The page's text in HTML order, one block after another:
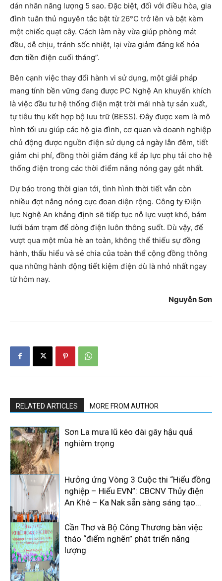
dán nhãn năng lượng 5 sao. Đặc biệt, đối với điều hòa, gia
đình tuân thủ nguyên tắc bật từ 26°C trở lên và bật kèm
một chiếc quạt cây. Cách làm này vừa giúp phòng mát
đều, dễ chịu, tránh sốc nhiệt, lại vừa giảm đáng kể hóa
đơn tiền điện cuối tháng”.
Bên cạnh việc thay đổi hành vi sử dụng, một giải pháp
mang tính bền vững đang được PC Nghệ An khuyến khích
là việc đầu tư hệ thống điện mặt trời mái nhà tự sản xuất,
tự tiêu thụ kết hợp bộ lưu trữ (BESS). Đây được xem là mô
hình tối ưu giúp các hộ gia đình, cơ quan và doanh nghiệp
chủ động được nguồn điện sử dụng cả ngày lẫn đêm, tiết
giảm chi phí, đồng thời giảm đáng kể áp lực phụ tải cho hệ
thống điện trong các thời điểm nắng nóng gay gắt nhất.
Dự báo trong thời gian tới, tình hình thời tiết vẫn còn
nhiều đợt nắng nóng cực đoan diện rộng. Công ty Điện
lực Nghệ An khẳng định sẽ tiếp tục nỗ lực vượt khó, bám
lưới bám trạm để dòng điện luôn thông suốt. Dù vậy, để
vượt qua một mùa hè an toàn, không thể thiếu sự đồng
hành, thấu hiểu và sẻ chia của toàn thể cộng đồng thông
qua những hành động tiết kiệm điện dù là nhỏ nhất ngay
từ hôm nay.
Nguyễn Sơn
RELATED ARTICLES MORE FROM AUTHOR
Sơn La mưa lũ kéo dài gây hậu quả
nghiêm trọng
Hưởng ứng Vòng 3 Cuộc thi “Hiểu đồng
nghiệp – Hiểu EVN”: CBCNV Thủy điện
An Khê – Ka Nak sẵn sàng sáng tạo...
Cần Thơ và Bộ Công Thương bàn việc
tháo “điểm nghẽn” phát triển năng
lượng